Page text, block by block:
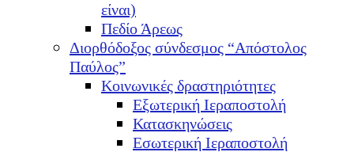
είναι)
Πεδίο Άρεως
Διορθόδοξος σύνδεσμος “Απόστολος
Παύλος”
Κοινωνικές δραστηριότητες
Εξωτερική Ιεραποστολή
Κατασκηνώσεις
Εσωτερική Ιεραποστολή